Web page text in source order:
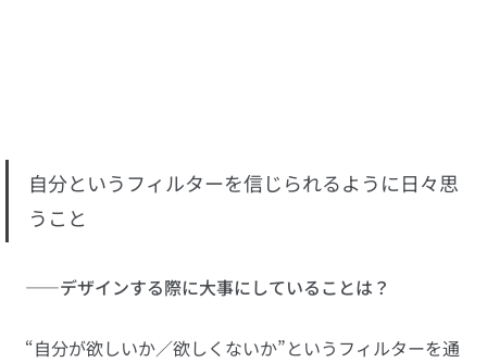
自分というフィルターを信じられるように日々思
うこと
――デザインする際に大事にしていることは？
“自分が欲しいか／欲しくないか”というフィルターを通